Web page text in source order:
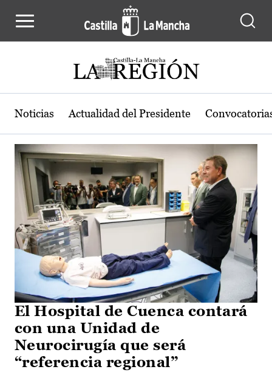
Actualidad de la región de Castilla-
Noticias Actualidad del Presidente
El Hospital de Cuenca contará
con una Unidad de
Neurocirugía que será
“referencia regional”